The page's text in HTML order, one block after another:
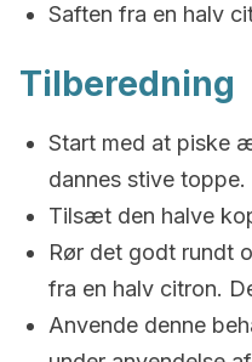
Saften fra en halv
Tilberedning
Start med at piske
dannes stive toppe.
Tilsæt den halve
Rør det godt rundt
fra en halv citron.
Anvende denne